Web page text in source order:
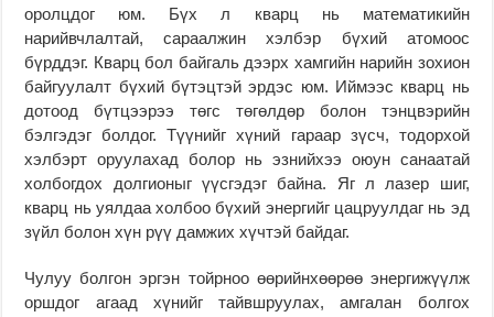
оролцдог юм. Бүх л кварц нь математикийн
нарийвчлалтай, сараалжин хэлбэр бүхий атомоос
бүрддэг. Кварц бол байгаль дээрх хамгийн нарийн зохион
байгуулалт бүхий бүтэцтэй эрдэс юм. Иймээс кварц нь
дотоод бүтцээрээ төгс төгөлдөр болон тэнцвэрийн
бэлгэдэг болдог. Түүнийг хүний гараар зүсч, тодорхой
хэлбэрт оруулахад болор нь эзнийхээ оюун санаатай
холбогдох долгионыг үүсгэдэг байна. Яг л лазер шиг,
кварц нь уялдаа холбоо бүхий энергийг цацруулдаг нь эд
зүйл болон хүн рүү дамжих хүчтэй байдаг.
Чулуу болгон эргэн тойрноо өөрийнхөөрөө энергижүүлж
оршдог агаад хүнийг тайвшруулах, амгалан болгох